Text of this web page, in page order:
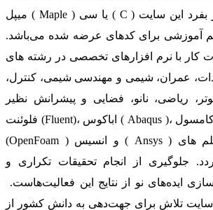
میپل ( Maple ) یا سی ( C ) است. ویژگی منحصر بفرد این سایت
آموزشی برای کدهای عرضه شده می‌باشد.
کار با نرم افزارهای تخصصی در رشته های
عمران، شیمی و مهندسی شیمی، کنترل،
ریاضی، نانو، فضایی و پیشرانش نظیر
فلوئنت (Fluent)، اباکوس ( Abaqus )، کامسول ( Comsol )، اپن فوم
(OpenFoam ) و انسیس ( Ansys ) در قالب بسته‌ و فیلم های
جلوگیری از انجام تحقیقات تکراری و
ایده‌های نو از نتایج این فعالیت‌هاست.
سایت تلاش برای جهت‌دهی به دانش کشور از